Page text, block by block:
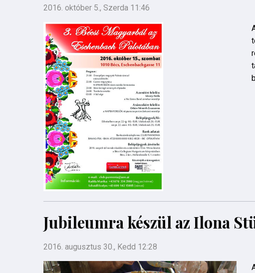
2016. október 5., Szerda 11:46
Jubileumra készül az Ilona
2016. augusztus 30., Kedd 12:28